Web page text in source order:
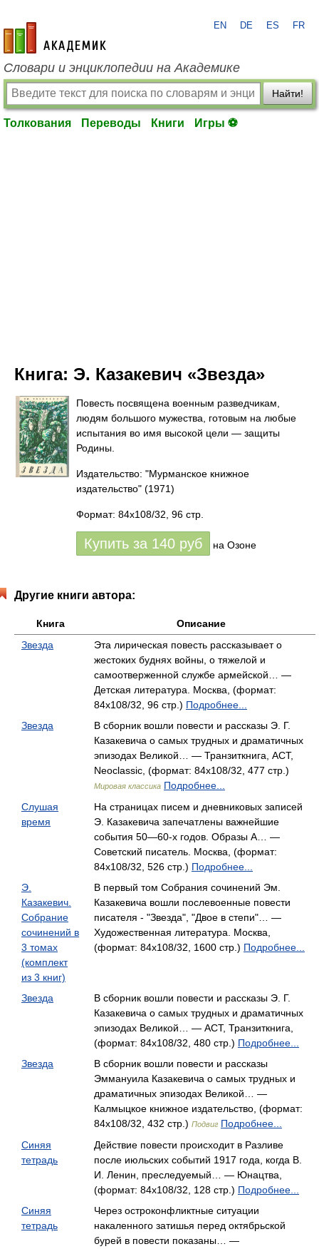
academic.ru
EN DE ES FR
Словари и энциклопедии на Академике
Найти!
Толкования Переводы Книги Игры ⚽
Книга: Э. Казакевич «Звезда»
Повесть посвящена военным разведчикам,
людям большого мужества, готовым на любые
испытания во имя высокой цели — защиты
Родины.
Издательство: "Мурманское книжное
издательство" (1971)
Формат: 84x108/32, 96 стр.
Купить за 140 руб на Озоне
Другие книги автора:
Книга
Описание
Звезда
Эта лирическая повесть рассказывает о
жестоких буднях войны, о тяжелой и
самоотверженной службе армейской… —
Детская литература. Москва, (формат:
84x108/32, 96 стр.) Подробнее...
Звезда
В сборник вошли повести и рассказы Э. Г.
Казакевича о самых трудных и драматичных
эпизодах Великой… — Транзиткнига, АСТ,
Neoclassic, (формат: 84x108/32, 477 стр.)
Мировая классика Подробнее...
Слушая
время
На страницах писем и дневниковых записей
Э. Казакевича запечатлены важнейшие
события 50—60-х годов. Образы А… —
Советский писатель. Москва, (формат:
84x108/32, 526 стр.) Подробнее...
Э.
Казакевич.
Собрание
сочинений в
3 томах
(комплект
из 3 книг)
В первый том Собрания сочинений Эм.
Казакевича вошли послевоенные повести
писателя - "Звезда", "Двое в степи"… —
Художественная литература. Москва,
(формат: 84x108/32, 1600 стр.) Подробнее...
Звезда
В сборник вошли повести и рассказы Э. Г.
Казакевича о самых трудных и драматичных
эпизодах Великой… — АСТ, Транзиткнига,
(формат: 84x108/32, 480 стр.) Подробнее...
Звезда
В сборник вошли повести и рассказы
Эммануила Казакевича о самых трудных и
драматичных эпизодах Великой… —
Калмыцкое книжное издательство, (формат:
84x108/32, 432 стр.) Подвиг Подробнее...
Синяя
тетрадь
Действие повести происходит в Разливе
после июльских событий 1917 года, когда В.
И. Ленин, преследуемый… — Юнацтва,
(формат: 84x108/32, 128 стр.) Подробнее...
Синяя
тетрадь
Через остроконфликтные ситуации
накаленного затишья перед октябрьской
бурей в повести показаны… —